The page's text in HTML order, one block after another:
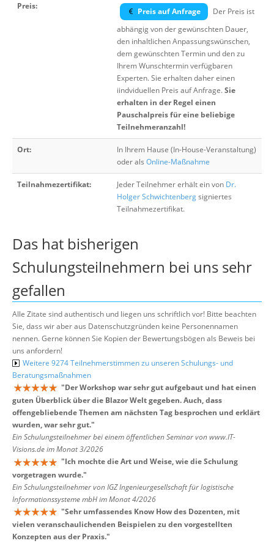
Preis:
Preis auf Anfrage
Der Preis ist
abhängig von der gewünschten Dauer,
den inhaltlichen Anpassungswünschen,
dem gewünschten Termin und den zu
Ihrem Wunschtermin verfügbaren
Experten. Sie erhalten daher einen
iindviduellen Preis auf Anfrage.Sie
erhalten in der Regel einen
Pauschalpreis für eine beliebige
Teilnehmeranzahl!
Ort:
In Ihrem Hause (In-House-Veranstaltung)
oder als Online-Maßnahme
Teilnahmezertifikat: Jeder Teilnehmer erhält ein von Dr.
Holger Schwichtenbergsigniertes
Teilnahmezertifikat.
Das hat bisherigen
Schulungsteilnehmern bei uns sehr
gefallen
Alle Zitate sind authentisch und liegen uns schriftlich vor! Bitte beachten
Sie, dass wir aber aus Datenschutzgründen keine Personennamen
nennen. Gerne können Sie Kopien der Bewertungsbögen als Beweis bei
uns anfordern!
Weitere 9274 Teilnehmerstimmen zu unseren Schulungs- und
Beratungsmaßnahmen
"Der Workshop war sehr gut aufgebaut und hat einen
guten Überblick über die Blazor Welt gegeben. Auch, dass
offengebliebende Themen am nächsten Tag besprochen und erklärt
wurden, war sehr gut."
Ein Schulungsteilnehmer bei einem öffentlichen Seminar von www.IT-
Visions.de im Monat 3/2026
"Ich mochte die Art und Weise, wie die Schulung
vorgetragen wurde."
Ein Schulungsteilnehmer von IGZ Ingenieurgesellschaft für logistische
Informationssysteme mbH im Monat 4/2026
"Sehr umfassendes Know How des Dozenten, mit
vielen veranschaulichenden Beispielen zu den vorgestellten
Konzepten aus der Praxis."